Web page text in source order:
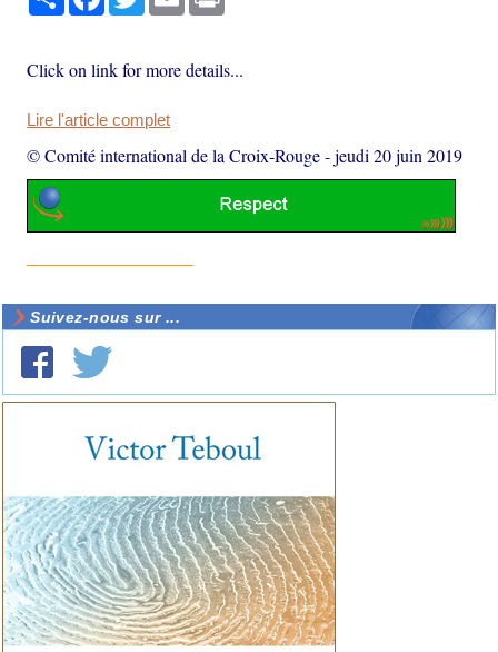
Click on link for more details...
Lire l'article complet
© Comité international de la Croix-Rouge-jeudi 20 juin 2019
Suivez-nous sur ...